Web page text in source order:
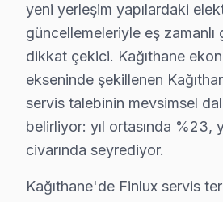
Finlux TV Servis Ağımız:
Kağıthane'de Finlux televizyon
Seyrantepe, Şirintepe,
Çağlayan, Çeliktepe, Emniyet
Harmantepe, Hürriyet, Huzur,
Finlux TV'lerde Sık
yeni yerleşim yapılardaki
güncellemeleriyle eş zamanlı
dikkat çekici. Kağıthane
ekseninde şekillenen
servis talebinin mevsimsel
belirliyor: yıl ortasında %23,
civarında seyrediyor.
Kağıthane'de Finlux servis